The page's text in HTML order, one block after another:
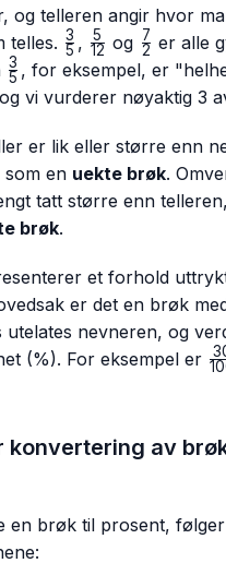
og telleren angir hvor
telles. \frac{3}
{5}
5
3 , \frac{5}
{12}
12
5 og \frac{7}
{2}
2
7 er alle
\frac{3}
{5}
5
3 , for eksempel, er
vi vurderer nøyaktig 3
er lik eller større enn
som en uekte brøk.
tatt større enn
brøk.
et forhold
er det en brøk
utelates nevneren, og
(%). For eksempel er
konvertering av
en brøk til prosent,